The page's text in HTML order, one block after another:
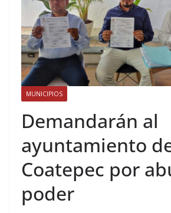
MUNICIPIOS
Demandarán al
ayuntamiento
Coatepec por
poder